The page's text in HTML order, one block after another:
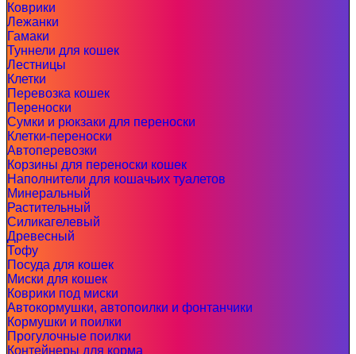
Коврики
Лежанки
Гамаки
Туннели для кошек
Лестницы
Клетки
Перевозка кошек
Переноски
Сумки и рюкзаки для переноски
Клетки-переноски
Автоперевозки
Корзины для переноски кошек
Наполнители для кошачьих туалетов
Минеральный
Растительный
Силикагелевый
Древесный
Тофу
Посуда для кошек
Миски для кошек
Коврики под миски
Автокормушки, автопоилки и фонтанчики
Кормушки и поилки
Прогулочные поилки
Контейнеры для корма